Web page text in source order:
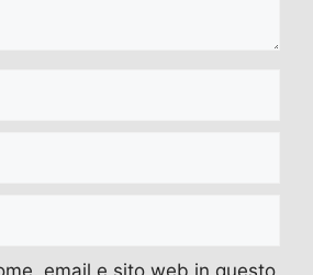
email e sito web in questo